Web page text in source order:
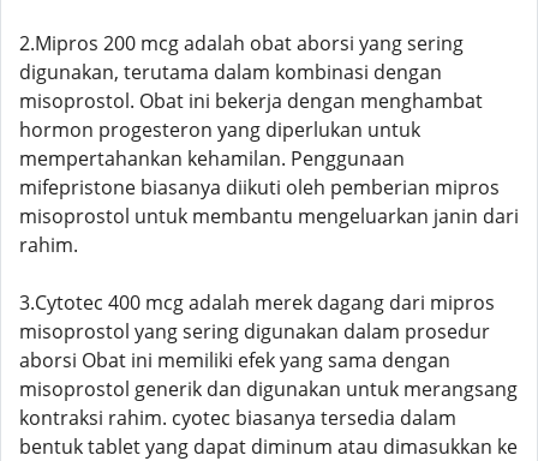
2.Mipros 200 mcg adalah obat aborsi yang sering
digunakan, terutama dalam kombinasi dengan
misoprostol. Obat ini bekerja dengan menghambat
hormon progesteron yang diperlukan untuk
mempertahankan kehamilan. Penggunaan
mifepristone biasanya diikuti oleh pemberian mipros
misoprostol untuk membantu mengeluarkan janin dari
rahim.
3.Cytotec 400 mcg adalah merek dagang dari mipros
misoprostol yang sering digunakan dalam prosedur
aborsi Obat ini memiliki efek yang sama dengan
misoprostol generik dan digunakan untuk merangsang
kontraksi rahim. cyotec biasanya tersedia dalam
bentuk tablet yang dapat diminum atau dimasukkan ke